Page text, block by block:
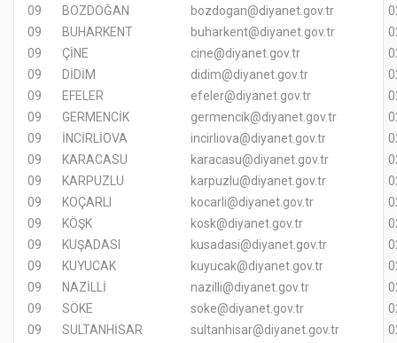
09
BOZDOĞAN bozdogan@diyanet.gov.tr
09
BUHARKENT buharkent@diyanet.gov.tr
09
ÇİNE cine@diyanet.gov.tr
09
DİDİM didim@diyanet.gov.tr
09
EFELER efeler@diyanet.gov.tr
09
GERMENCİK germencik@diyanet.gov.tr
09
İNCİRLİOVA incirliova@diyanet.gov.tr
09
KARACASU karacasu@diyanet.gov.tr
09
KARPUZLU karpuzlu@diyanet.gov.tr
09
KOÇARLI kocarli@diyanet.gov.tr
09
KÖŞK kosk@diyanet.gov.tr
09
KUŞADASI kusadasi@diyanet.gov.tr
09
KUYUCAK kuyucak@diyanet.gov.tr
09
NAZİLLİ nazilli@diyanet.gov.tr
09
SÖKE soke@diyanet.gov.tr
09
SULTANHİSAR sultanhisar@diyanet.gov.tr